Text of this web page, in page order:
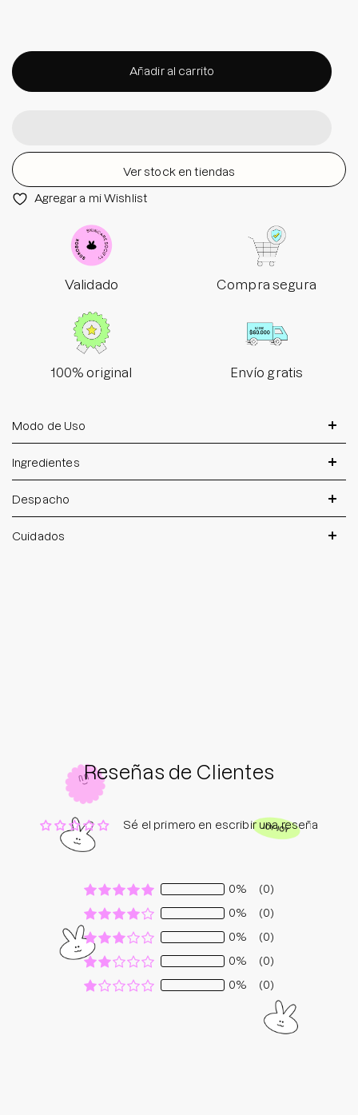
Añadir al carrito
Ver stock en tiendas
Agregar a mi Wishlist
Validado Compra segura
100% original Envío gratis
Modo de Uso
Ingredientes
Despacho
Cuidados
Reseñas de Clientes
Sé el primero en escribir una reseña
0%
(0)
0%
(0)
0%
(0)
0%
(0)
0%
(0)